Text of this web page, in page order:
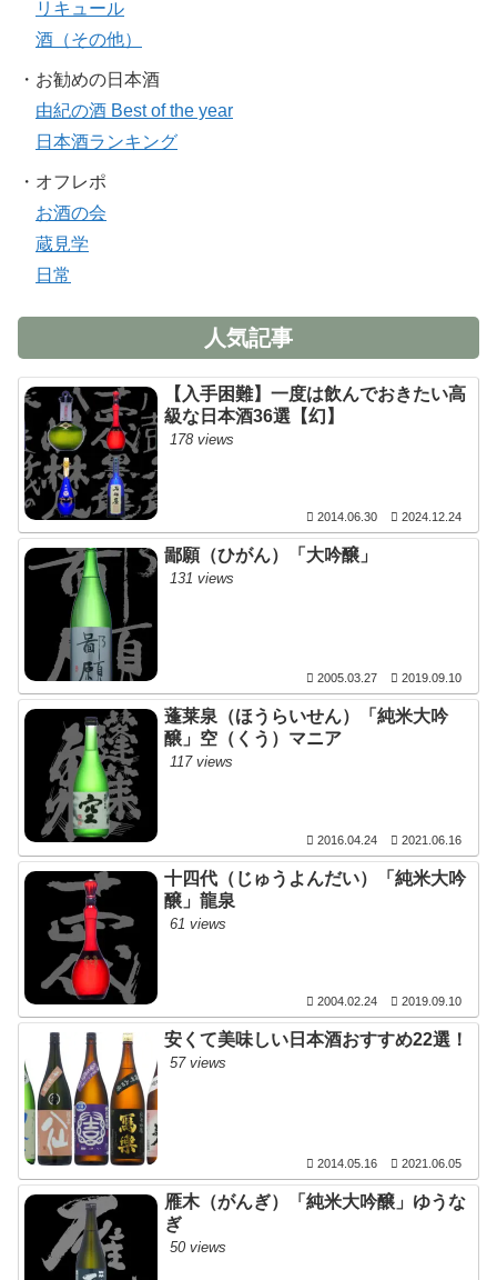
リキュール
酒（その他）
・お勧めの日本酒
由紀の酒 Best of the year
日本酒ランキング
・オフレポ
お酒の会
蔵見学
日常
人気記事
【入手困難】一度は飲んでおきたい高
級な日本酒36選【幻】
178 views
2014.06.30 2024.12.24
鄙願（ひがん）「大吟醸」
131 views
2005.03.27 2019.09.10
蓬莱泉（ほうらいせん）「純米大吟
醸」空（くう）マニア
117 views
2016.04.24 2021.06.16
十四代（じゅうよんだい）「純米大吟
醸」龍泉
61 views
2004.02.24 2019.09.10
安くて美味しい日本酒おすすめ22選！
57 views
2014.05.16 2021.06.05
雁木（がんぎ）「純米大吟醸」ゆうな
ぎ
50 views